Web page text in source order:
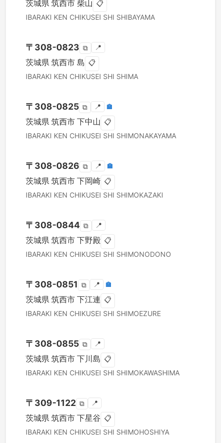
茨城県 筑西市 柴山 📋
IBARAKI KEN CHIKUSEI SHI SHIBAYAMA
〒 308-0823 ⧉ 📍
茨城県 筑西市 島 📋
IBARAKI KEN CHIKUSEI SHI SHIMA
〒 308-0825 ⧉ 📍 🏣
茨城県 筑西市 下中山 📋
IBARAKI KEN CHIKUSEI SHI SHIMONAKAYAMA
〒 308-0826 ⧉ 📍 🏣
茨城県 筑西市 下岡崎 📋
IBARAKI KEN CHIKUSEI SHI SHIMOKAZAKI
〒 308-0844 ⧉ 📍
茨城県 筑西市 下野殿 📋
IBARAKI KEN CHIKUSEI SHI SHIMONODONO
〒 308-0851 ⧉ 📍 🏣
茨城県 筑西市 下江連 📋
IBARAKI KEN CHIKUSEI SHI SHIMOEZURE
〒 308-0855 ⧉ 📍
茨城県 筑西市 下川島 📋
IBARAKI KEN CHIKUSEI SHI SHIMOKAWASHIMA
〒 309-1122 ⧉ 📍
茨城県 筑西市 下星谷 📋
IBARAKI KEN CHIKUSEI SHI SHIMOHOSHIYA